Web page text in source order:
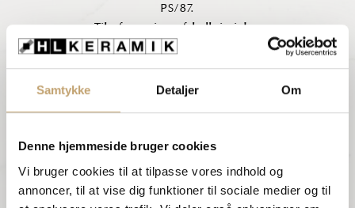
Samtykke Detaljer Om
Denne hjemmeside bruger cookies
Vi bruger cookies til at tilpasse vores indhold og
annoncer, til at vise dig funktioner til sociale medier og til
PS/87.
Til afrensning af kalk i niche:
Max 3-4 gange årligt kan der bruges en let syre
indeholdende rens, Deterdek Pro, til at fjerne kalk
med.
påføring, da syre kan ødelægge fugen ved for
Skyl godt efter med vand efter afrensning.
Det er desuden altid en fordel at skrabe vandet af